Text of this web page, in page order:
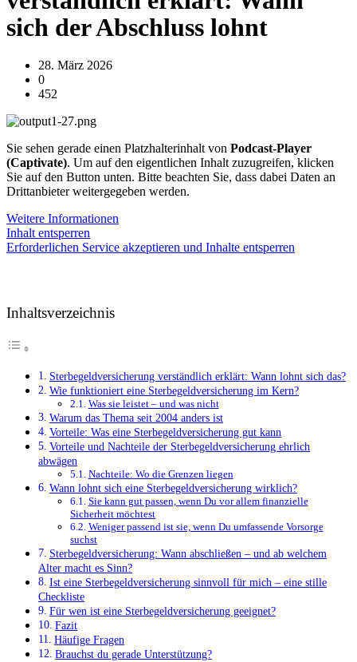
sich der Abschluss lohnt
28. März 2026
0
452
Sie sehen gerade einen Platzhalterinhalt von Podcast-Player
(Captivate). Um auf den eigentlichen Inhalt zuzugreifen, klicken
Sie auf den Button unten. Bitte beachten Sie, dass dabei Daten an
Drittanbieter weitergegeben werden.
Weitere Informationen
Inhalt entsperren
Erforderlichen Service akzeptieren und Inhalte entsperren
Inhaltsverzeichnis
Sterbegeldversicherung verständlich erklärt: Wann lohnt sich das?
Wie funktioniert eine Sterbegeldversicherung im Kern?
Was sie leistet – und was nicht
Warum das Thema seit 2004 anders ist
Vorteile: Was eine Sterbegeldversicherung gut kann
Vorteile und Nachteile der Sterbegeldversicherung ehrlich
abwägen
Nachteile: Wo die Grenzen liegen
Wann lohnt sich eine Sterbegeldversicherung wirklich?
Sie kann gut passen, wenn Du vor allem finanzielle
Sicherheit möchtest
Weniger passend ist sie, wenn Du umfassende Vorsorge
suchst
Sterbegeldversicherung: Wann abschließen – und ab welchem
Alter macht es Sinn?
Ist eine Sterbegeldversicherung sinnvoll für mich – eine stille
Checkliste
Für wen ist eine Sterbegeldversicherung geeignet?
Fazit
Häufige Fragen
Brauchst du gerade Unterstützung?